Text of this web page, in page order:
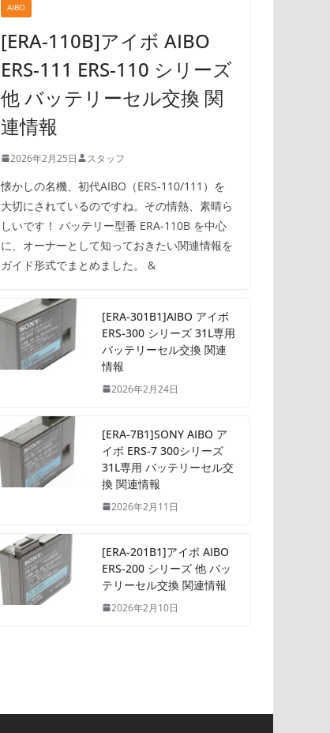
AIBO
[ERA-110B]アイボ AIBO
ERS-111 ERS-110 シリーズ
他 バッテリーセル交換 関
連情報
2026年2月25日 スタッフ
懐かしの名機、初代AIBO（ERS-110/111）を
大切にされているのですね。その情熱、素晴ら
しいです！ バッテリー型番 ERA-110B を中心
に、オーナーとして知っておきたい関連情報を
ガイド形式でまとめました。 &
[ERA-301B1]AIBO アイボ
ERS-300 シリーズ 31L専用
バッテリーセル交換 関連
情報
2026年2月24日
[ERA-7B1]SONY AIBO ア
イボ ERS-7 300シリーズ
31L専用 バッテリーセル交
換 関連情報
2026年2月11日
[ERA-201B1]アイボ AIBO
ERS-200 シリーズ 他 バッ
テリーセル交換 関連情報
2026年2月10日